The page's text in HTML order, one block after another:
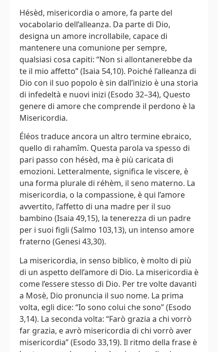
Hésèd, misericordia o amore, fa parte del
vocabolario dell’alleanza. Da parte di Dio,
designa un amore incrollabile, capace di
mantenere una comunione per sempre,
qualsiasi cosa capiti: “Non si allontanerebbe da
te il mio affetto” (Isaia 54,10). Poiché l’alleanza di
Dio con il suo popolo è sin dall’inizio è una storia
di infedeltà e nuovi inizi (Esodo 32–34), Questo
genere di amore che comprende il perdono è la
Misericordia.
Éléos traduce ancora un altro termine ebraico,
quello di rahamîm. Questa parola va spesso di
pari passo con hésèd, ma è più caricata di
emozioni. Letteralmente, significa le viscere, è
una forma plurale di réhèm, il seno materno. La
misericordia, o la compassione, è qui l’amore
avvertito, l’affetto di una madre per il suo
bambino (Isaia 49,15), la tenerezza di un padre
per i suoi figli (Salmo 103,13), un intenso amore
fraterno (Genesi 43,30).
La misericordia, in senso biblico, è molto di più
di un aspetto dell’amore di Dio. La misericordia è
come l’essere stesso di Dio. Per tre volte davanti
a Mosè, Dio pronuncia il suo nome. La prima
volta, egli dice: “Io sono colui che sono” (Esodo
3,14). La seconda volta: “Farò grazia a chi vorrò
far grazia, e avrò misericordia di chi vorrò aver
misericordia” (Esodo 33,19). Il ritmo della frase è